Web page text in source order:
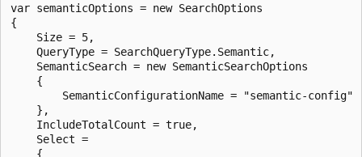
var semanticOptions = new SearchOptions
{
    Size = 5,
    QueryType = SearchQueryType.Semantic,
    SemanticSearch = new SemanticSearchOptions
    {
        SemanticConfigurationName = "semantic-config"
    },
    IncludeTotalCount = true,
    Select =
    {